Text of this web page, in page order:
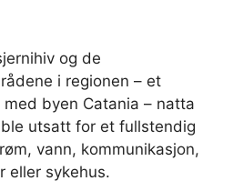
og de
i regionen – et
byen Catania – natta
utsatt for et fullstendig
vann, kommunikasjon,
eller sykehus.